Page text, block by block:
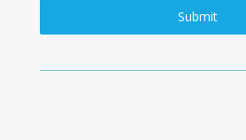
Submit